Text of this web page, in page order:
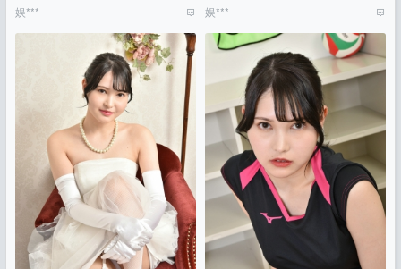
娱*** 娱***